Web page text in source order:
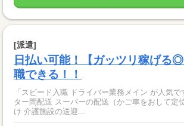
[派遣]
日払い可能！【ガッツリ稼げる
職できる！！
「スピード入職 ドライバー業務メイン が人気
ター間配送 スーパーの配送（かご車をおして定
け 介護施設の送迎...